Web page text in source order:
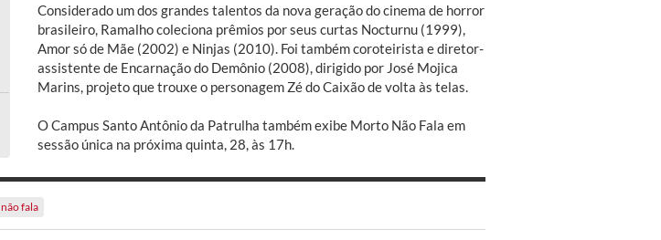
Considerado um dos grandes talentos da nova geração do cinema de horror
brasileiro, Ramalho coleciona prêmios por seus curtas Nocturnu (1999),
Amor só de Mãe (2002) e Ninjas (2010). Foi também coroteirista e diretor-
assistente de Encarnação do Demônio (2008), dirigido por José Mojica
Marins, projeto que trouxe o personagem Zé do Caixão de volta às telas.
O Campus Santo Antônio da Patrulha também exibe Morto Não Fala em
sessão única na próxima quinta, 28, às 17h.
fala